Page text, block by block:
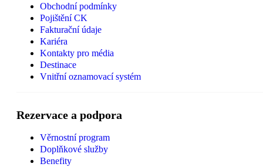
Obchodní podmínky
Pojištění CK
Fakturační údaje
Kariéra
Kontakty pro média
Destinace
Vnitřní oznamovací systém
Rezervace a podpora
Věrnostní program
Doplňkové služby
Benefity